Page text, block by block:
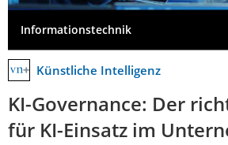
Informationstechnik
Künstliche Intelligenz
KI-Governance: Der
für KI-Einsatz im